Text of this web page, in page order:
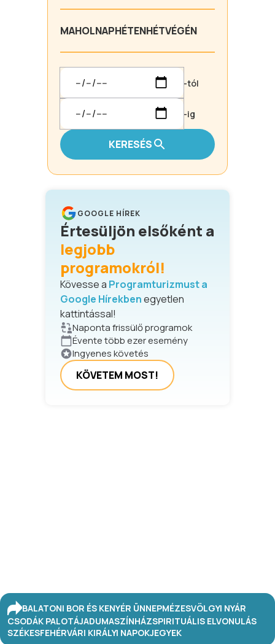
MAHOLNAPHÉTENHÉTVÉGÉN
-tól
-ig
KERESÉS
GOOGLE HÍREK
Értesüljön elsőként a
legjobb
programokról!
Kövesse a Programturizmust a
Google Hírekbenegyetlen
kattintással!
Naponta frissülő programok
Évente több ezer esemény
Ingyenes követés
KÖVETEM MOST!
BALATONI BOR ÉS KENYÉR ÜNNEPMÉZESVÖLGYI NYÁR
CSODÁK PALOTÁJADUMASZÍNHÁZSPIRITUÁLIS ELVONULÁS
SZÉKESFEHÉRVÁRI KIRÁLYI NAPOKJEGYEK